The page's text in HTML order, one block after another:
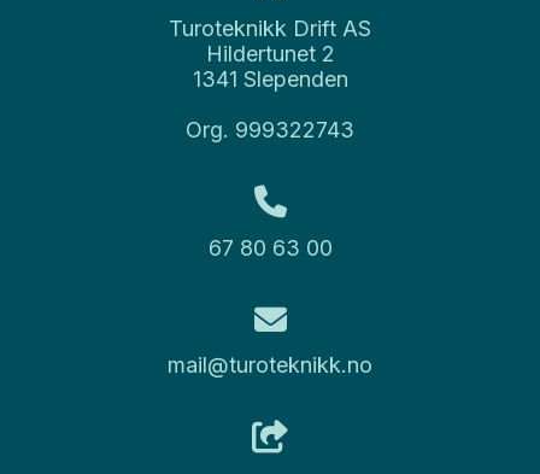
Turoteknikk Drift AS
Hildertunet 2
1341 Slependen
Org. 999322743
67 80 63 00
mail@turoteknikk.no